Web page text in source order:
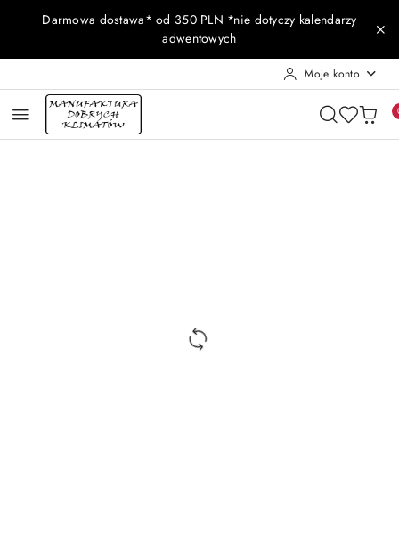
Przejdź do treści głównej
Przejdź do wyszukiwarki
Przejdź do moje konto
Przejdź do menu głównego
Przejdź do opisu produktu
Przejdź do stopki
Darmowa dostawa* od 350 PLN *nie dotyczy kalendarzy
adwentowych
Moje konto